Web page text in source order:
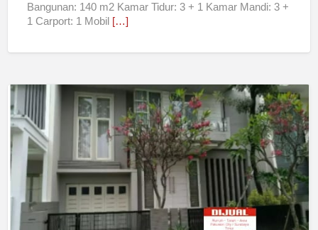
Bangunan: 140 m2 Kamar Tidur: 3 + 1 Kamar Mandi: 3 +
1 Carport: 1 Mobil […]
Rumah
Bagus
Pakuwon
City